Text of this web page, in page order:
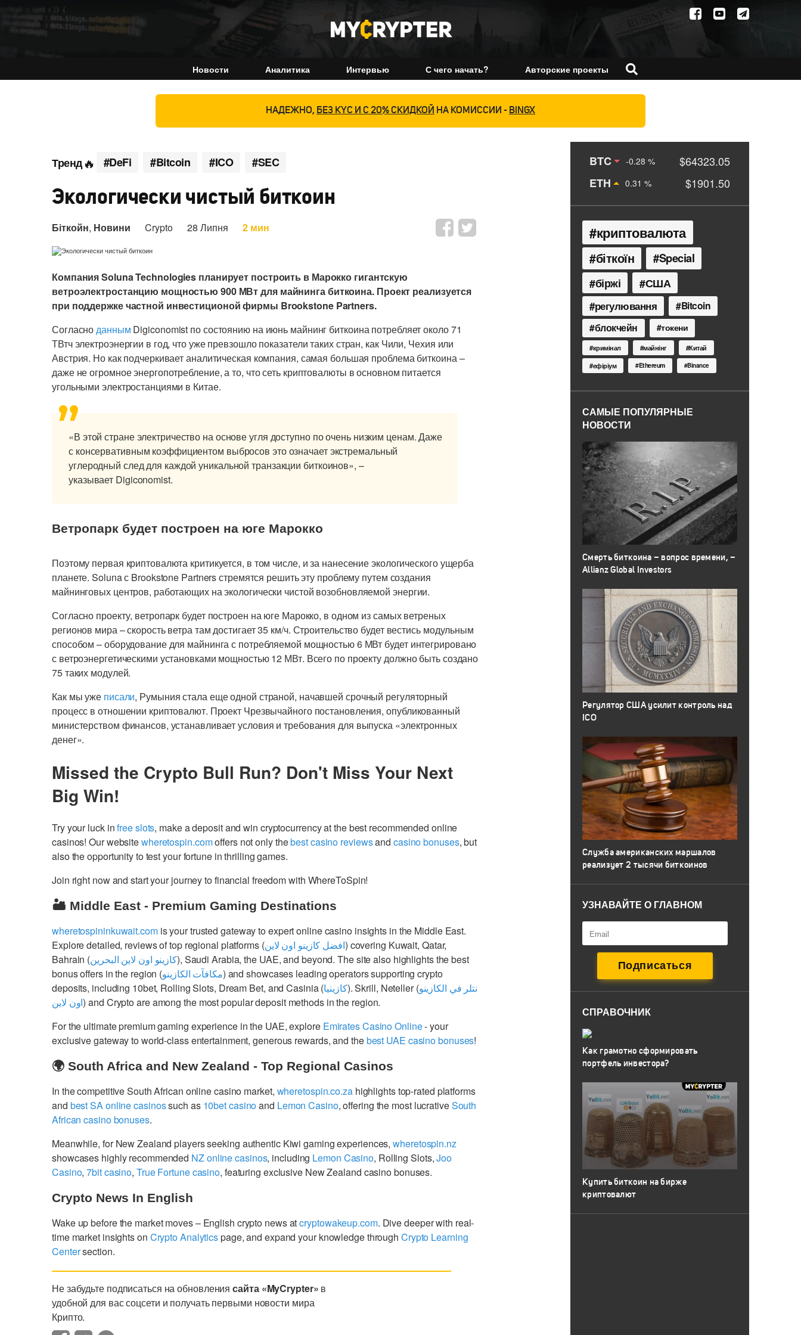
Новости Аналитика Интервью С чего начать? Авторские проекты
НАДЕЖНО, БЕЗ KYC И С 20% СКИДКОЙ НА КОМИССИИ - BINGX
Тренд #DeFi #Bitcoin #ICO #SEC
Экологически чистый биткоин
Біткойн, Новини Crypto 28 Липня 2 мин
Компания Soluna Technologies планирует построить в Марокко гигантскую
ветроэлектростанцию мощностью 900 МВт для майнинга биткоина. Проект реализуется
при поддержке частной инвестиционой фирмы Brookstone Partners.
Согласноданным Digiconomist по состоянию на июнь майнинг биткоина потребляет около 71
ТВтч электроэнергии в год, что уже превзошло показатели таких стран, как Чили, Чехия или
Австрия. Но как подчеркивает аналитическая компания, самая большая проблема биткоина –
даже не огромное энергопотребление, а то, что сеть криптовалюты в основном питается
угольными электростанциями в Китае.
«В этой стране электричество на основе угля доступно по очень низким ценам. Даже
с консервативным коэффициентом выбросов это означает экстремальный
углеродный след для каждой уникальной транзакции биткоинов», –
указывает Digiconomist.
Ветропарк будет построен на юге Марокко
Поэтому первая криптовалюта критикуется, в том числе, и за нанесение экологического ущерба
планете. Soluna с Brookstone Partners стремятся решить эту проблему путем создания
майнинговых центров, работающих на экологически чистой возобновляемой энергии.
Согласно проекту, ветропарк будет построен на юге Марокко, в одном из самых ветреных
регионов мира – скорость ветра там достигает 35 км/ч. Строительство будет вестись модульным
способом – оборудование для майнинга с потребляемой мощностью 6 МВт будет интегрировано
с ветроэнергетическими установками мощностью 12 МВт. Всего по проекту должно быть создано
75 таких модулей.
Как мы уже писали, Румыния стала еще одной страной, начавшей срочный регуляторный
процесс в отношении криптовалют. Проект Чрезвычайного постановления, опубликованный
министерством финансов, устанавливает условия и требования для выпуска «электронных
денег».
Missed the Crypto Bull Run? Don't Miss Your Next
Big Win!
Try your luck infree slots, make a deposit and win cryptocurrency at the best recommended online
casinos! Our websitewheretospin.comoffers not only thebest casino reviewsand casino bonuses, but
also the opportunity to test your fortune in thrilling games.
Join right now and start your journey to financial freedom with WhereToSpin!
🏜️ Middle East - Premium Gaming Destinations
wheretospininkuwait.comis your trusted gateway to expert online casino insights in the Middle East.
Explore detailed, reviews of top regional platforms (افضل كازينو اون لاين) covering Kuwait, Qatar,
Bahrain (كازينو اون لاين البحرين), Saudi Arabia, the UAE, and beyond. The site also highlights the best
bonus offers in the region (مكافآت الكازينو) and showcases leading operators supporting crypto
deposits, including 10bet, Rolling Slots, Dream Bet, and Casinia (كازينيا). Skrill, Neteller (نتلر في الكازينو
اون لاين) and Crypto are among the most popular deposit methods in the region.
For the ultimate premium gaming experience in the UAE, explore Emirates Casino Online- your
exclusive gateway to world-class entertainment, generous rewards, and thebest UAE casino bonuses!
🌍 South Africa and New Zealand - Top Regional Casinos
In the competitive South African online casino market, wheretospin.co.zahighlights top-rated platforms
and best SA online casinossuch as 10bet casinoand Lemon Casino, offering the most lucrativeSouth
African casino bonuses.
Meanwhile, for New Zealand players seeking authentic Kiwi gaming experiences,wheretospin.nz
showcases highly recommended NZ online casinos, including Lemon Casino, Rolling Slots,Joo
Casino,7bit casino, True Fortune casino, featuring exclusive New Zealand casino bonuses.
Crypto News In English
Wake up before the market moves – English crypto news atcryptowakeup.com. Dive deeper with real-
time market insights on Crypto Analyticspage, and expand your knowledge through Crypto Learning
Centersection.
Не забудьте подписаться на обновлениясайта «MyCrypter» в
удобной для вас соцсети и получать первыми новости мира
Крипто.
BTC -0.28 %
$64323.05
ETH
0.31 % $1901.50
криптовалюта
біткоїн Special
біржі США
регулювання Bitcoin
блокчейн токени
кримінал майнінг
Китай
ефіріум
Ethereum Binance
САМЫЕ ПОПУЛЯРНЫЕ
НОВОСТИ
Смерть биткоина – вопрос времени, –
Allianz Global Investors
Регулятор США усилит контроль над
ICO
Служба американских маршалов
реализует 2 тысячи биткоинов
УЗНАВАЙТЕ О ГЛАВНОМ
СПРАВОЧНИК
Как грамотно сформировать
портфель инвестора?
Купить биткоин на бирже
криптовалют